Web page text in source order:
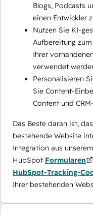
Blogs, Podcasts
einen Entwickler
Nutzen Sie KI-
Aufbereitung
Ihrer
verwendet
Personalisieren
Sie Content-
Content und
Das Beste daran ist,
bestehende Website
Integration aus unserem
HubSpot Formularen
HubSpot-Tracking-
Ihrer bestehenden